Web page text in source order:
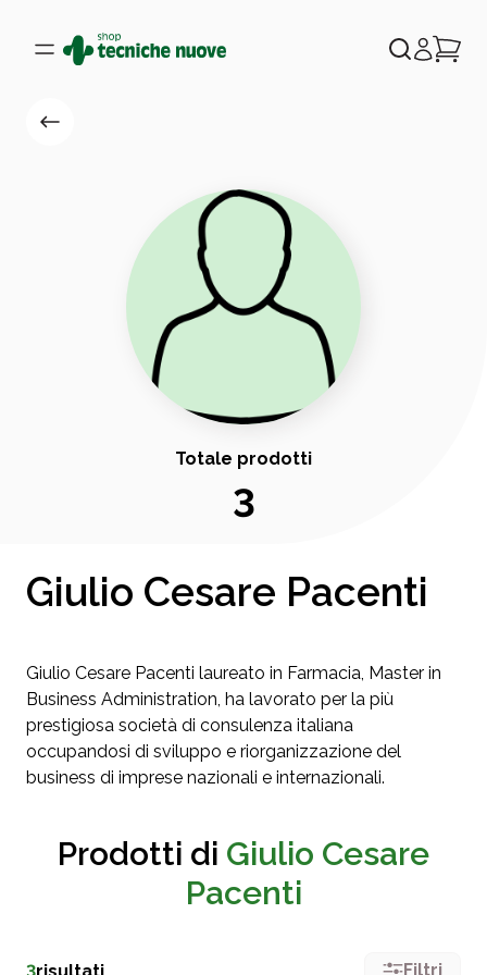
Totale prodotti
3
Giulio Cesare Pacenti
Giulio Cesare Pacenti laureato in Farmacia, Master in
Business Administration, ha lavorato per la più
prestigiosa società di consulenza italiana
occupandosi di sviluppo e riorganizzazione del
business di imprese nazionali e internazionali.
Prodotti di Giulio Cesare
Pacenti
Filtri